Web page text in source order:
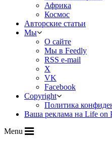
Африка
Космос
Авторские статьи
Мы
О сайте
Мы в Feedly
RSS e-mail
X
VK
Facebook
Copyright
Политика
Ваша реклама на Life on
Menu